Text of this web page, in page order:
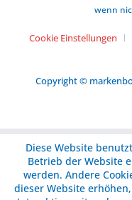
wenn
Cookie Einstellungen
Copyright ©
Diese Website
Betrieb der Website
werden. Andere
dieser Website